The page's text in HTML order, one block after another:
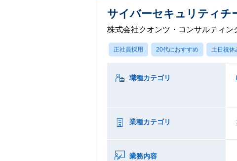
サイバーセキュリティチ
株式会社クオンツ・コンサルティン
正社員採用 20代におすすめ 土日祝休
職種カテゴリ
業種カテゴリ
業務内容